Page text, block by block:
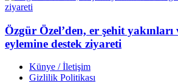
Özgür Özel’den, er şehit
eylemine destek ziyareti
Künye / İletişim
Gizlilik Politikası